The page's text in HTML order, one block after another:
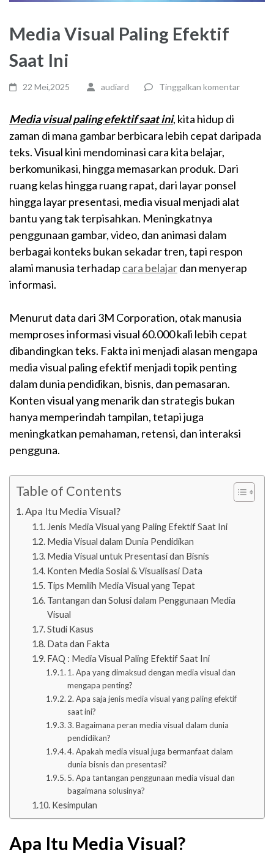
Media Visual Paling Efektif
Saat Ini
22 Mei,2025 audiard Tinggalkan komentar
Media visual paling efektif saat ini, kita hidup di
zaman di mana gambar berbicara lebih cepat daripada
teks. Visual kini mendominasi cara kita belajar,
berkomunikasi, hingga memasarkan produk. Dari
ruang kelas hingga ruang rapat, dari layar ponsel
hingga layar presentasi, media visual menjadi alat
bantu yang tak terpisahkan. Meningkatnya
penggunaan gambar, video, dan animasi dalam
berbagai konteks bukan sekadar tren, tapi respon
alami manusia terhadap cara belajardan menyerap
informasi.
Menurut data dari 3M Corporation, otak manusia
memproses informasi visual 60.000 kali lebih cepat
dibandingkan teks. Fakta ini menjadi alasan mengapa
media visual paling efektif menjadi topik penting
dalam dunia pendidikan, bisnis, dan pemasaran.
Konten visual yang menarik dan strategis bukan
hanya memperindah tampilan, tetapi juga
meningkatkan pemahaman, retensi, dan interaksi
pengguna.
Table of Contents
Apa Itu Media Visual?
Jenis Media Visual yang Paling Efektif Saat Ini
Media Visual dalam Dunia Pendidikan
Media Visual untuk Presentasi dan Bisnis
Konten Media Sosial & Visualisasi Data
Tips Memilih Media Visual yang Tepat
Tantangan dan Solusi dalam Penggunaan Media
Visual
Studi Kasus
Data dan Fakta
FAQ : Media Visual Paling Efektif Saat Ini
1. Apa yang dimaksud dengan media visual dan
mengapa penting?
2. Apa saja jenis media visual yang paling efektif
saat ini?
3. Bagaimana peran media visual dalam dunia
pendidikan?
4. Apakah media visual juga bermanfaat dalam
dunia bisnis dan presentasi?
5. Apa tantangan penggunaan media visual dan
bagaimana solusinya?
Kesimpulan
Apa Itu Media Visual?